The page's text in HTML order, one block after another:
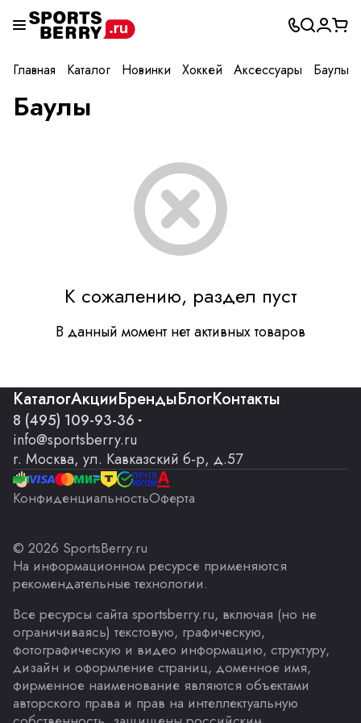
Главная Каталог Новинки Хоккей Аксессуары Баулы
Баулы
К сожалению, раздел пуст
В данный момент нет активных товаров
КаталогАкцииБрендыБлогКонтакты
8 (495) 109-93-36
info@sportsberry.ru
г. Москва, ул. Кавказский б-р, д.57
КонфиденциальностьОферта
© 2026 SportsBerry.ru
На информационном ресурсе применяются
рекомендательные технологии.
Все ресурсы сайта sportsberry.ru, включая (но не
ограничиваясь) текстовую, графическую,
фотографическую и видео информацию, структуру,
дизайн и оформление страниц, доменное имя,
фирменное наименование являются объектами
авторского права и прав на интеллектуальную